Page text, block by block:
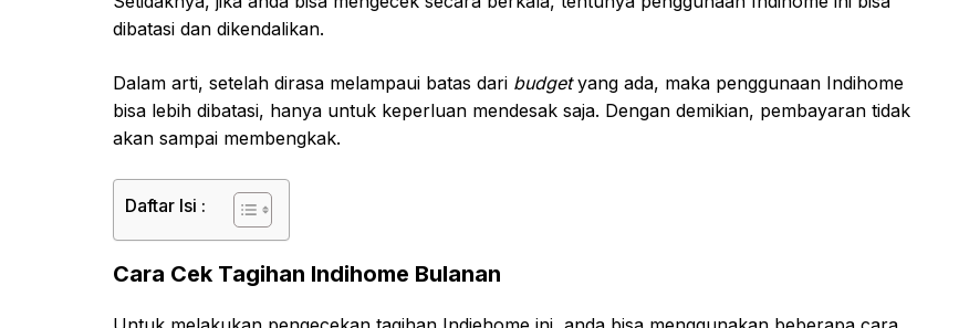
dibatasi dan dikendalikan.
Dalam arti, setelah dirasa melampaui batas dari budgetyang ada, maka penggunaan Indihome
bisa lebih dibatasi, hanya untuk keperluan mendesak saja. Dengan demikian, pembayaran tidak
akan sampai membengkak.
Daftar Isi :
Cara Cek Tagihan Indihome Bulanan